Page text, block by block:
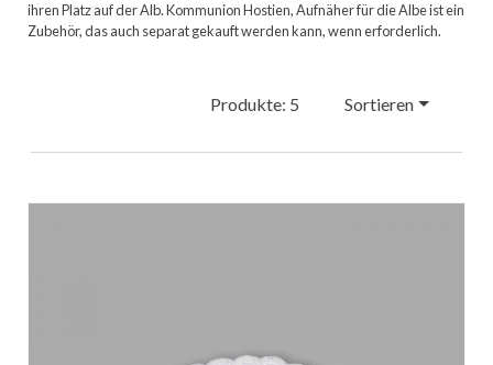
ihren Platz auf der Alb. Kommunion Hostien, Aufnäher für die Albe ist ein
Zubehör, das auch separat gekauft werden kann, wenn erforderlich.
Produkte: 5 Sortieren